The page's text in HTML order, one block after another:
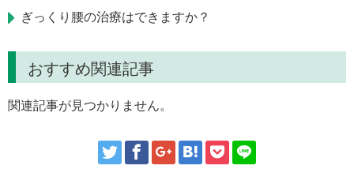
ぎっくり腰の治療はできますか？
おすすめ関連記事
関連記事が見つかりません。